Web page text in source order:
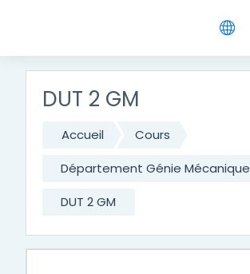
DUT 2 GM
Accueil
Cours
Département Génie Mécanique
DUT 2 GM